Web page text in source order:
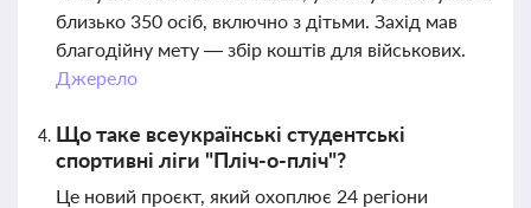
близько 350 осіб, включно з дітьми. Захід мав
благодійну мету — збір коштів для військових.
Джерело
Що таке всеукраїнські студентські
спортивні ліги "Пліч-о-пліч"?
Це новий проєкт, який охоплює 24 регіони